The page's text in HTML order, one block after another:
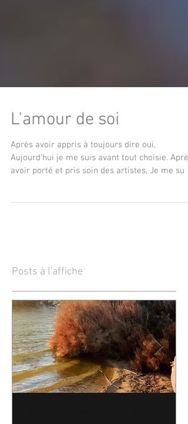
L'amour de soi
Après avoir appris à toujours dire oui,
avoir porté et pris soin des artistes, Je me su
Posts à l'affiche